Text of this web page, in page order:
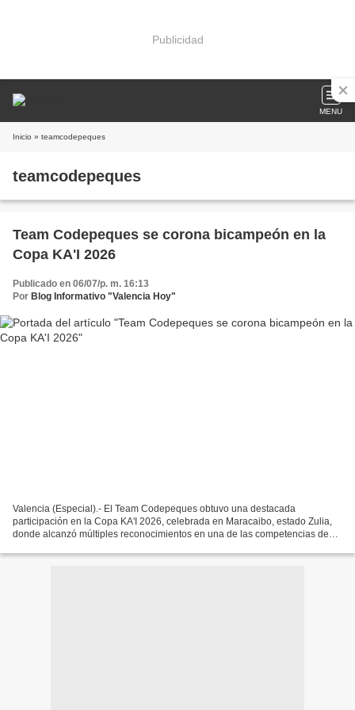
Publicidad
MENU
Inicio » teamcodepeques
teamcodepeques
Team Codepeques se corona bicampeón en la
Copa KA'I 2026
Publicado en 06/07/p. m. 16:13
Por Blog Informativo "Valencia Hoy"
Valencia (Especial).- El Team Codepeques obtuvo una destacada
participación en la Copa KA'I 2026, celebrada en Maracaibo, estado Zulia,
donde alcanzó múltiples reconocimientos en una de las competencias de